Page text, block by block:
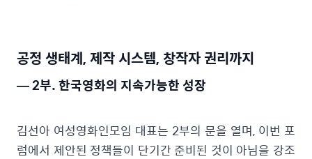
공정 생태계, 제작 시스템, 창작자 권리까지
— 2부. 한국영화의 지속가능한 성장
김선아 여성영화인모임 대표는 2부의 문을 열며, 이번 포
럼에서 제안된 정책들이 단기간 준비된 것이 아님을 강조